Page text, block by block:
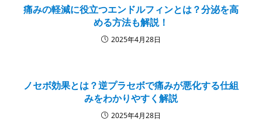
痛みの軽減に役立つエンドルフィンとは？分泌を高
める方法も解説！
2025年4月28日
ノセボ効果とは？逆プラセボで痛みが悪化する仕組
みをわかりやすく解説
2025年4月28日